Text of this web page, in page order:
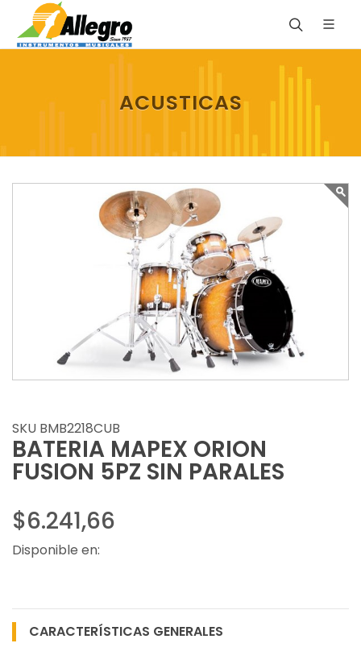
ACUSTICAS
SKU BMB2218CUB
BATERIA MAPEX ORION
FUSION 5PZ SIN PARALES
$6.241,66
Disponible en:
CARACTERÍSTICAS GENERALES